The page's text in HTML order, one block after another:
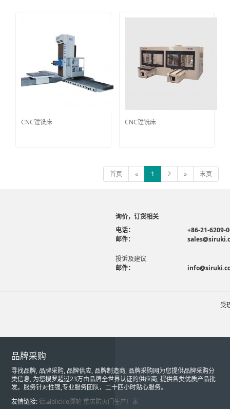
CNC镗铣床 CNC镗铣床
首页 « 1 2 » 末页
询价，订货相关
电话：
+86-21-6209-
邮件：
投诉及建议
邮件：
受
品牌采购
寻找品牌, 品牌采购, 品牌供应, 品牌制造商, 品牌采购网为您提供品牌采购分
类信息, 为您搜罗超过23万由品牌全世界认证的供应商, 提供各类优质产品批
发。服务针对性强,专业服务团队，二十四小时贴心服务。
友情链接:德国blickle脚轮 重庆防火门生产厂家